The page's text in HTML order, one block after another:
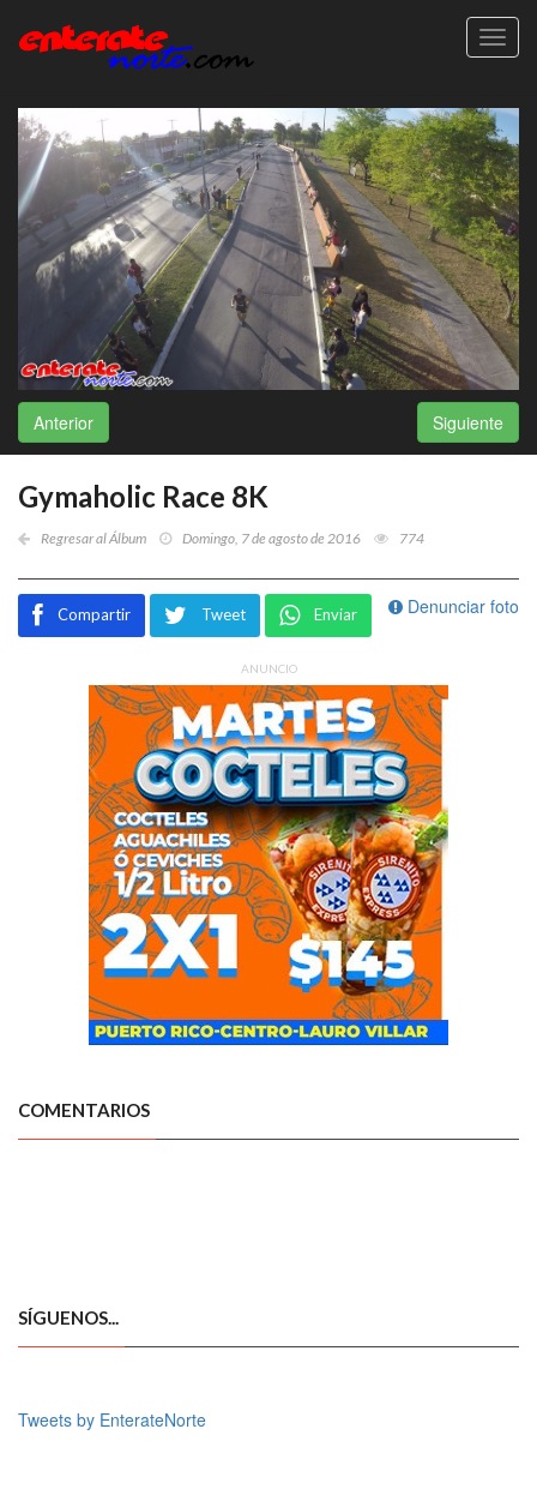
Anterior Siguiente
Gymaholic Race 8K
Regresar al Álbum Domingo, 7 de agosto de 2016 774
Denunciar foto
Compartir Tweet Enviar
ANUNCIO
COMENTARIOS
SÍGUENOS...
Tweets by EnterateNorte